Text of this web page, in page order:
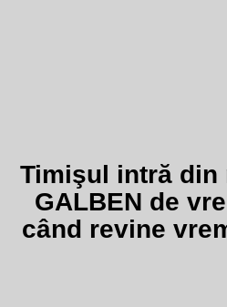
Timişul intră din
GALBEN de
când revine